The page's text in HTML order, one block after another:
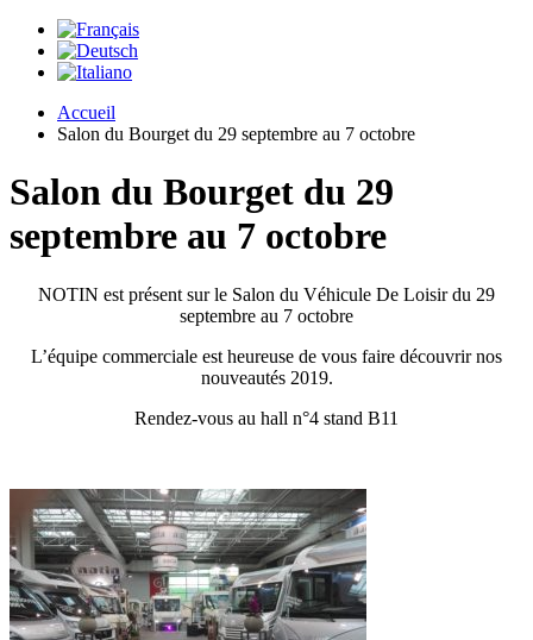
Accueil
Salon du Bourget du 29 septembre au 7 octobre
Salon du Bourget du 29
septembre au 7 octobre
NOTIN est présent sur le Salon du Véhicule De Loisir du 29
septembre au 7 octobre
L’équipe commerciale est heureuse de vous faire découvrir nos
nouveautés 2019.
Rendez-vous au hall n°4 stand B11